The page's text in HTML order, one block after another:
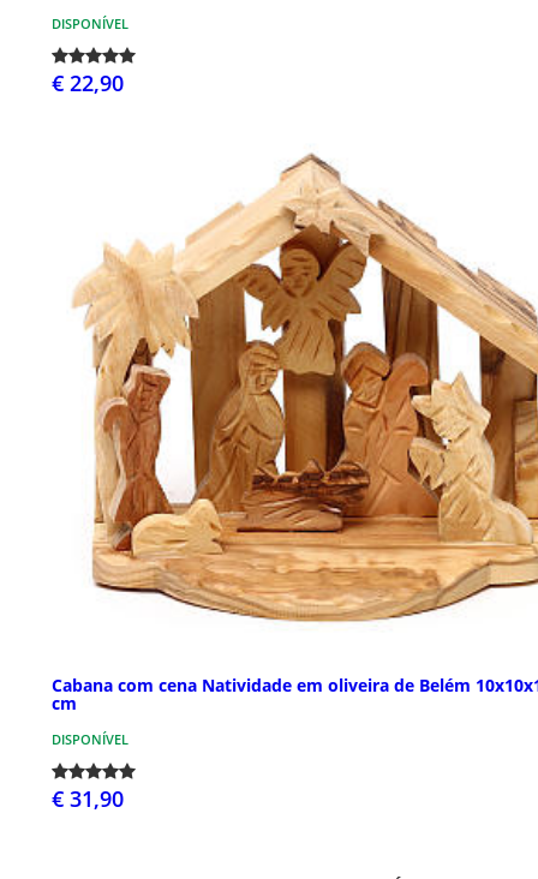
DISPONÍVEL
€ 22,90
Cabana com cena Natividade em oliveira de Belém
cm
DISPONÍVEL
€ 31,90